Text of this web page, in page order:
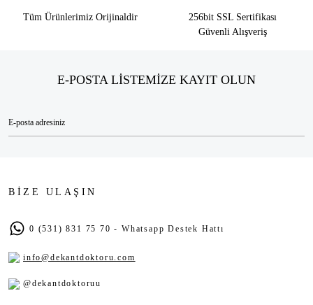
Tüm Ürünlerimiz Orijinaldir
256bit SSL Sertifikası
Güvenli Alışveriş
E-POSTA LİSTEMİZE KAYIT OLUN
BİZE ULAŞIN
0 (531) 831 75 70 - Whatsapp Destek Hattı
info@dekantdoktoru.com
@dekantdoktoruu